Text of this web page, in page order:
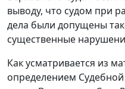
выводу, что судом при
дела были допущены
существенные
Как усматривается из
определением